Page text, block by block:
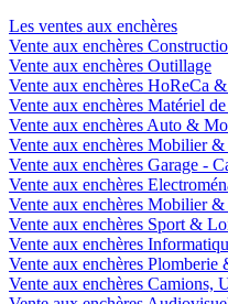
Les ventes aux enchères
Vente aux enchères
Vente aux enchères Outillage
Vente aux enchères HoReCa
Vente aux enchères Matériel
Vente aux enchères Auto &
Vente aux enchères Mobilier
Vente aux enchères Garage -
Vente aux enchères
Vente aux enchères Mobilier
Vente aux enchères Sport &
Vente aux enchères
Vente aux enchères Plomberie
Vente aux enchères Camions,